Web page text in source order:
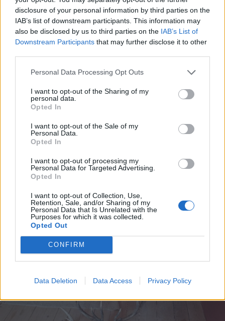
disclosure of your personal information by third parties on the
IAB’s list of downstream participants. This information may
also be disclosed by us to third parties on the IAB’s List of
Downstream Participants that may further disclose it to other
Personal Data Processing Opt Outs
I want to opt-out of the Sharing of my
personal data.
Opted In
I want to opt-out of the Sale of my
Personal Data.
Opted In
I want to opt-out of processing my
Personal Data for Targeted Advertising.
Opted In
I want to opt-out of Collection, Use,
Retention, Sale, and/or Sharing of my
Personal Data that Is Unrelated with the
Purposes for which it was collected.
Opted Out
CONFIRM
Data Deletion Data Access Privacy Policy
2026. június 28., vasárnap
Kerékpározó kislányokat ütött el
egy ittas sofőr – az egyik kiskorú
életét vesztette